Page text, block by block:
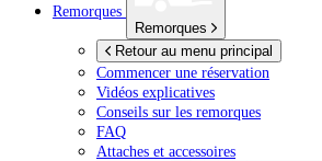
Remorques
Remorques
Retour au menu principal
Commencer une réservation
Vidéos explicatives
Conseils sur les remorques
FAQ
Attaches et accessoires